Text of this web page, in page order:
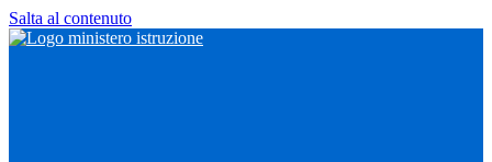
Salta al contenuto